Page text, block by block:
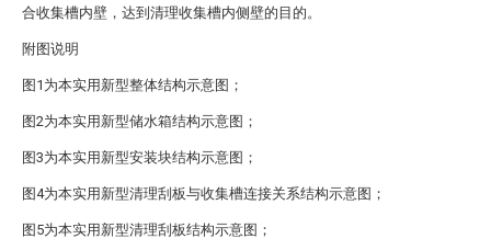
合收集槽内壁，达到清理收集槽内侧壁的目的。
附图说明
图1为本实用新型整体结构示意图；
图2为本实用新型储水箱结构示意图；
图3为本实用新型安装块结构示意图；
图4为本实用新型清理刮板与收集槽连接关系结构示意图；
图5为本实用新型清理刮板结构示意图；